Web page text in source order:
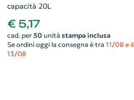
capacità 20L
€ 5,17
cad. per 50unità stampa inclusa
Se ordini oggi la consegna è tra 11/08 e il
13/08